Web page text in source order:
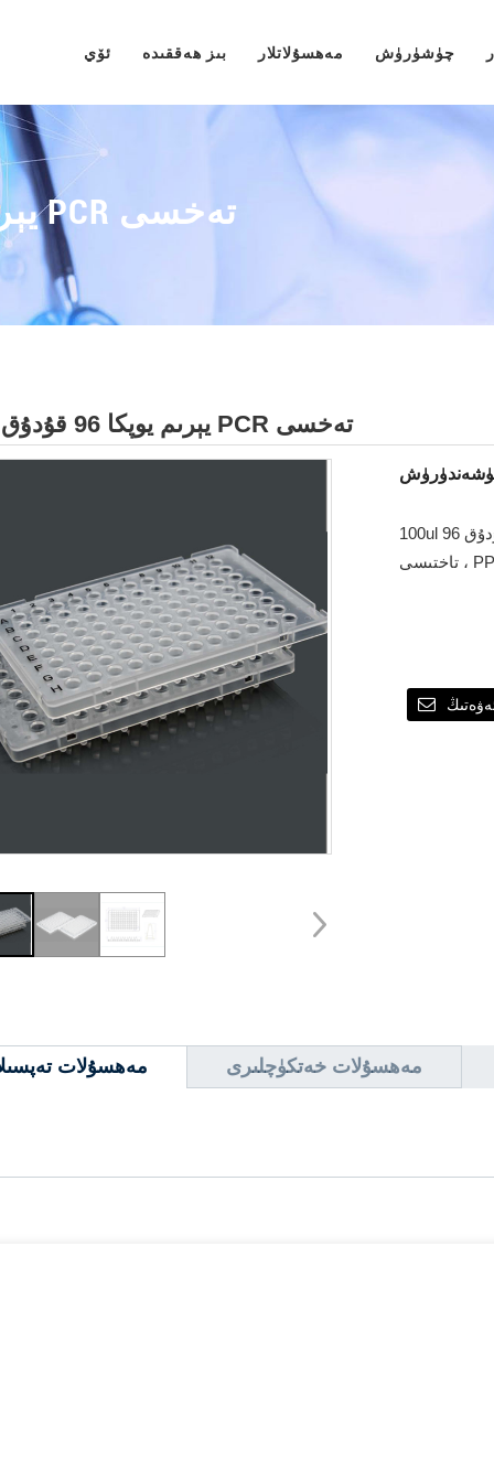
ئۆي بىز ھەققىدە مەھسۇلاتلار چۈشۈرۈش
0.1ML يېرىم يوپكا 96 قۇدۇق PCR تەخسى
0.1ml يېرىم يوپكا 96 قۇدۇق PCR تەخسى
100ul 96 قۇدۇق PCR يېرىم يوپكا ، ئېگىز تام (ABI ئۇسلۇبى) كۈچەيتىش
مەھسۇلات مەھسۇلات خەتكۈچلىرى